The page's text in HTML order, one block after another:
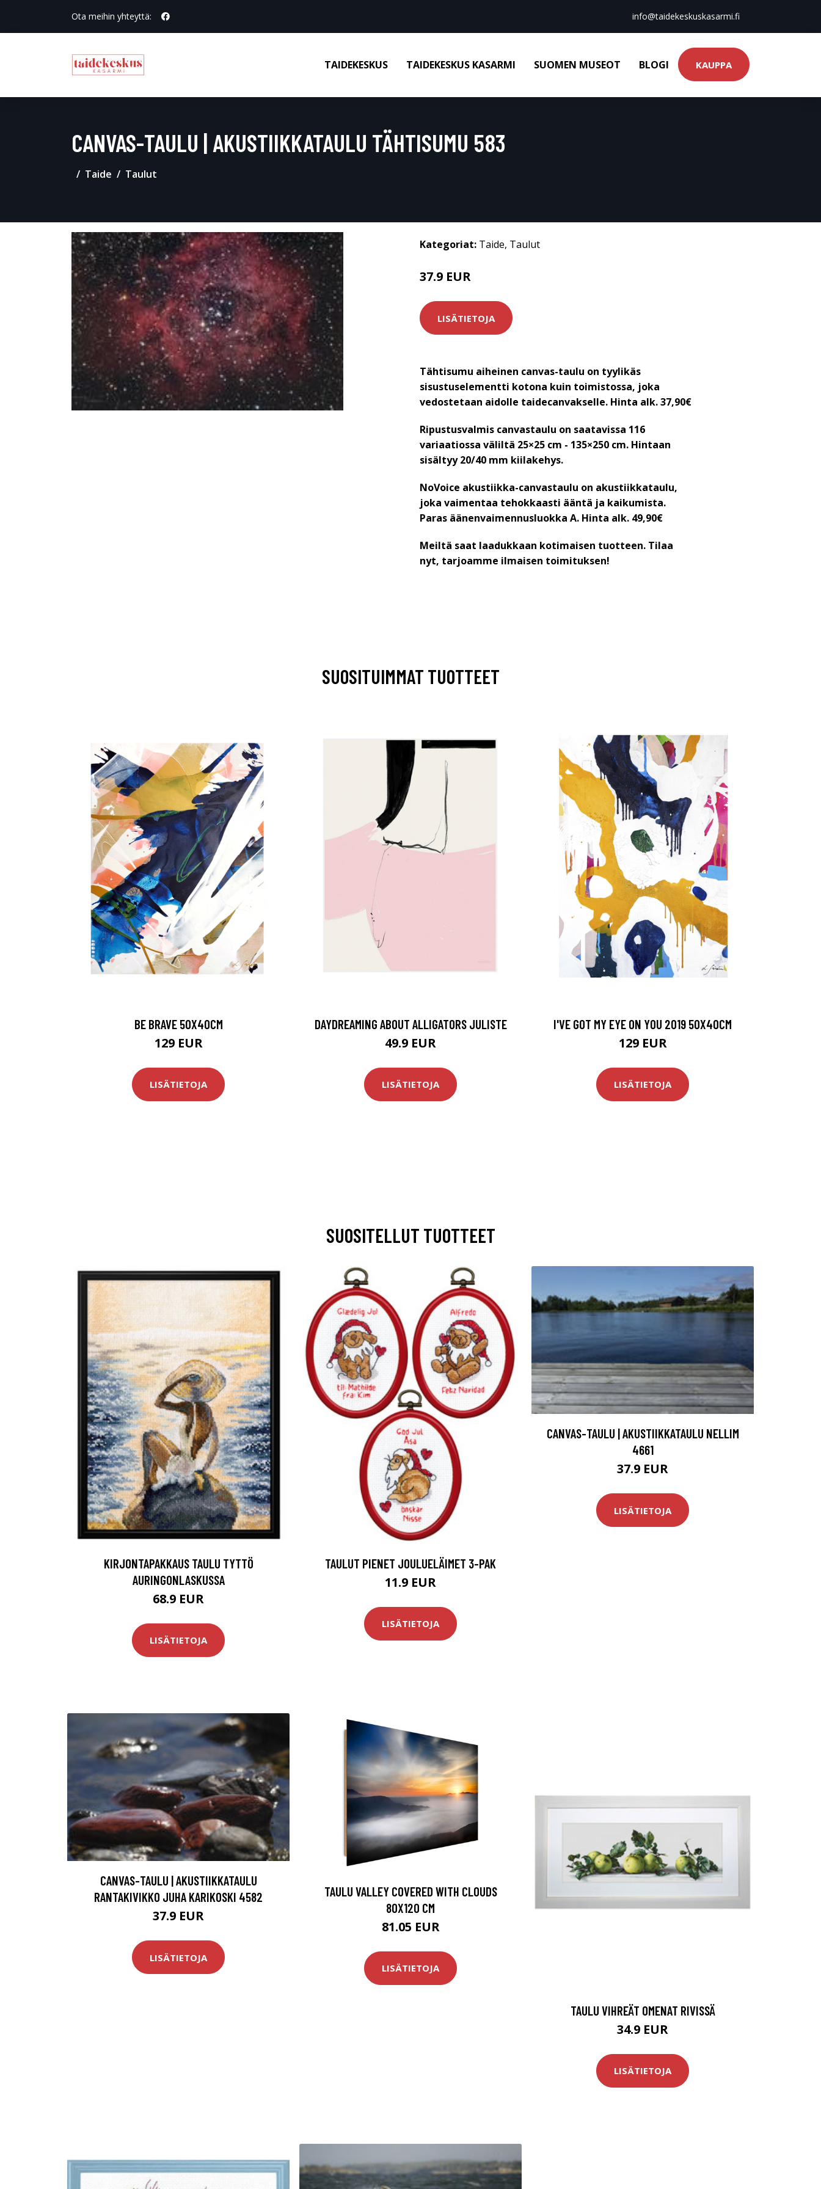
Ota meihin yhteyttä: info@taidekeskuskasarmi.fi
TAIDEKESKUS TAIDEKESKUS KASARMI SUOMEN MUSEOT BLOGI KAUPPA
CANVAS-TAULU | AKUSTIIKKATAULU TÄHTISUMU 583
Taide Taulut
Kategoriat: Taide, Taulut
37.9 EUR
LISÄTIETOJA
Tähtisumu aiheinen canvas-taulu on tyylikäs
sisustuselementti kotona kuin toimistossa, joka
vedostetaan aidolle taidecanvakselle. Hinta alk. 37,90€
Ripustusvalmis canvastaulu on saatavissa 116
variaatiossa väliltä 25×25 cm - 135×250 cm. Hintaan
sisältyy 20/40 mm kiilakehys.
NoVoice akustiikka-canvastaulu on akustiikkataulu,
joka vaimentaa tehokkaasti ääntä ja kaikumista.
Paras äänenvaimennusluokka A. Hinta alk. 49,90€
Meiltä saat laadukkaan kotimaisen tuotteen. Tilaa
nyt, tarjoamme ilmaisen toimituksen!
SUOSITUIMMAT TUOTTEET
BE BRAVE 50X40CM
129 EUR
LISÄTIETOJA
DAYDREAMING ABOUT ALLIGATORS JULISTE
49.9 EUR
LISÄTIETOJA
I'VE GOT MY EYE ON YOU 2019 50X40CM
129 EUR
LISÄTIETOJA
SUOSITELLUT TUOTTEET
KIRJONTAPAKKAUS TAULU TYTTÖ
AURINGONLASKUSSA
68.9 EUR
LISÄTIETOJA
TAULUT PIENET JOULUELÄIMET 3-PAK
11.9 EUR
LISÄTIETOJA
CANVAS-TAULU | AKUSTIIKKATAULU NELLIM
4661
37.9 EUR
LISÄTIETOJA
CANVAS-TAULU | AKUSTIIKKATAULU
RANTAKIVIKKO JUHA KARIKOSKI 4582
37.9 EUR
LISÄTIETOJA
TAULU VALLEY COVERED WITH CLOUDS
80X120 CM
81.05 EUR
LISÄTIETOJA
TAULU VIHREÄT OMENAT RIVISSÄ
34.9 EUR
LISÄTIETOJA